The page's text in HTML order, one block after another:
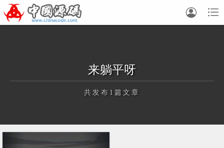


来躺平呀
共发布1篇文章